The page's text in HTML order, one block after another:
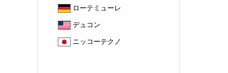
ローテミューレ
デュコン
ニッコーテクノ